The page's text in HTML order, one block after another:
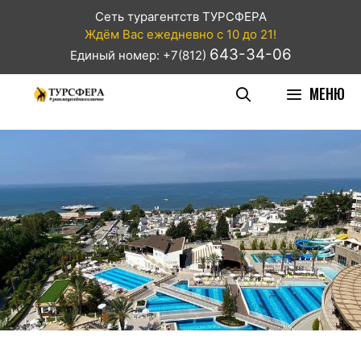
Сеть турагентств ТУРСФЕРА
Ждём Вас ежедневно с 10 до 21!
Единый номер: +7(812) 643-34-06
МЕНЮ